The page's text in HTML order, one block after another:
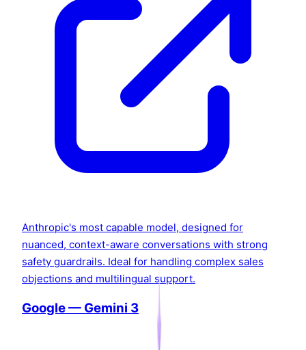
Anthropic's most capable model, designed for
nuanced, context-aware conversations with strong
safety guardrails. Ideal for handling complex sales
objections and multilingual support.
Google — Gemini 3